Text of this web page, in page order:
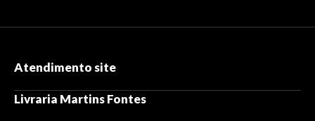
Atendimento site
Livraria Martins Fontes